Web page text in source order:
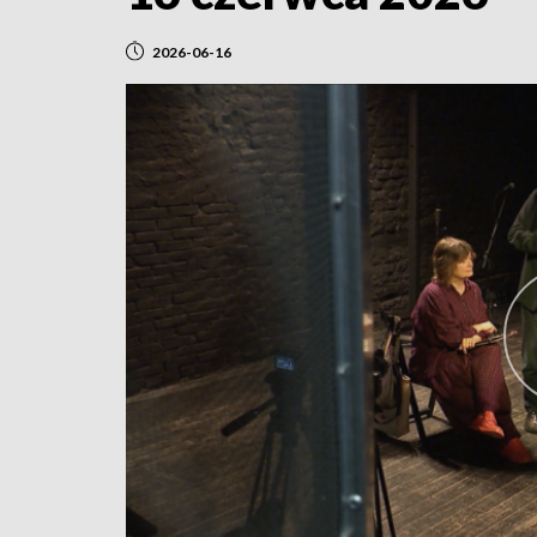
2026-06-16